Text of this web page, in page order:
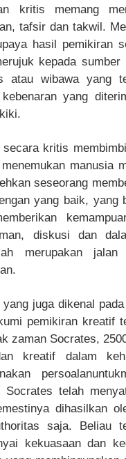
kritis memang
tafsir dan takwil.
hasil pemikiran
kepada
atau wibawa yang
yang
kritis
manusia
seseorang
yang baik, yang
diskusi dan
merupakan
juga dikenal
pemikiran kreatif
zaman Socrates,
kreatif dalam
Socrates telah
dihasilkan
saja. Beliau
kekuasaan dan